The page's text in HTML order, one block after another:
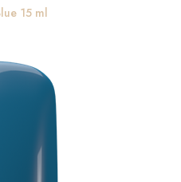
15 ml